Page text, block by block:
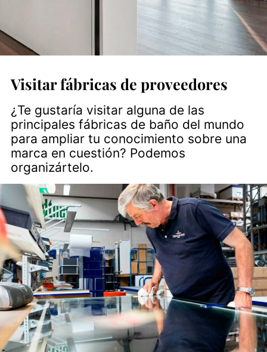
Visitar fábricas de proveedores
¿Te gustaría visitar alguna de las
principales fábricas de baño del mundo
para ampliar tu conocimiento sobre una
marca en cuestión? Podemos
organizártelo.